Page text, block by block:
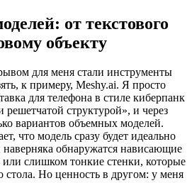
от текстового
объекту
для меня стали инструменты
к примеру, Meshy.ai. Я просто
для телефона в стиле киберпанк
структурой», и через
вариантов объемных моделей.
что модель сразу будет идеально
обнаружатся нависающие
слишком тонкие стенки, которые
стола. Но ценность в другом: у меня